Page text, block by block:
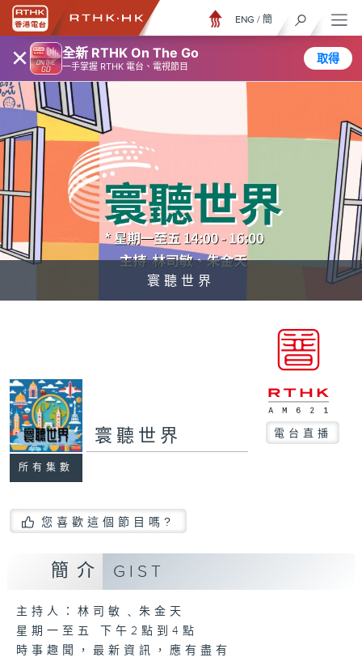
× 全新 RTHK On The Go
一手掌握 RTHK 電台、電視節目
取得
ENG / 簡
寰聽世界
所有集數
寰聽世界 電台直播
您喜歡這個節目嗎?
簡介 GIST
主持人：林司敏﹑朱金天
星期一至五 下午2點到4點
時事趣聞，最新資訊，應有盡有